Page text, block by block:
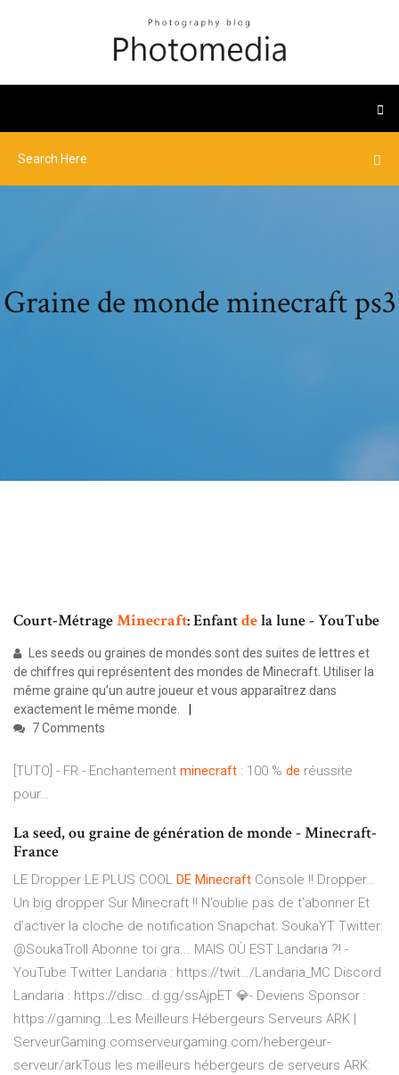
Graine de monde minecraft ps3
Court-MétrageMinecraft: Enfantdela lune - YouTube
Les seeds ou graines de mondes sont des suites de lettres et
de chiffres qui représentent des mondes de Minecraft. Utiliser la
même graine qu’un autre joueur et vous apparaîtrez dans
exactement le même monde.
7 Comments
[TUTO] - FR - Enchantement minecraft : 100 % de réussite
pour…
La seed, ou graine de génération de monde - Minecraft-
France
LE Dropper LE PLUS COOL DE Minecraft Console !! Dropper…
Un big dropper Sur Minecraft !! N’oublie pas de t’abonner Et
d’activer la cloche de notification Snapchat: SoukaYT Twitter:
@SoukaTroll ️Abonne toi gra... MAIS OÙ EST Landaria ?! -
YouTube Twitter Landaria : https://twit…/Landaria_MC Discord
Landaria : https://disc…d.gg/ssAjpET 💎- Deviens Sponsor :
https://gaming…Les Meilleurs Hébergeurs Serveurs ARK |
ServeurGaming.comserveurgaming.com/hebergeur-
serveur/arkTous les meilleurs hébergeurs de serveurs ARK: